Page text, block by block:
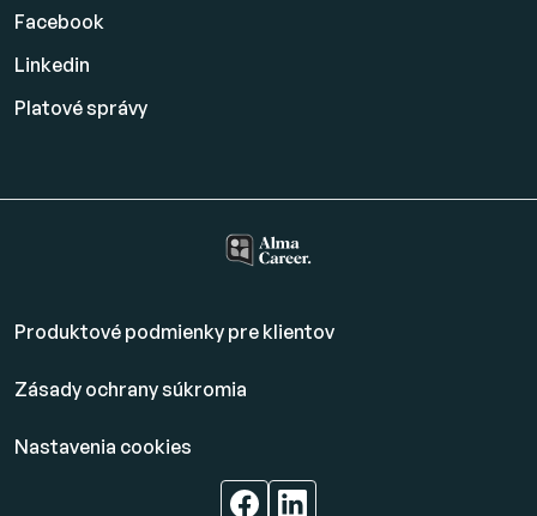
Facebook
Linkedin
Platovésprávy
Produktové podmienky pre klientov
Zásady ochrany súkromia
Nastavenia cookies